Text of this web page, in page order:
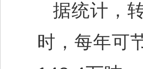
据统计，
时，每年可